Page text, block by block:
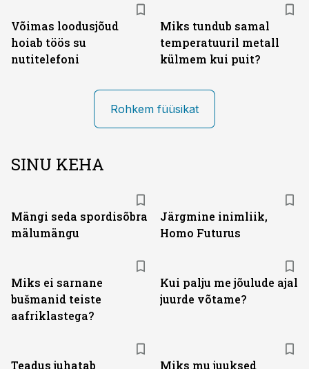
Võimas loodusjõud
hoiab töös su
nutitelefoni
Miks tundub samal
temperatuuril metall
külmem kui puit?
Rohkem füüsikat
SINU KEHA
Mängi seda spordisõbra
mälumängu
Järgmine inimliik,
Homo Futurus
Miks ei sarnane
bušmanid teiste
aafriklastega?
Kui palju me jõulude ajal
juurde võtame?
Teadus juhatab Miks mu juuksed